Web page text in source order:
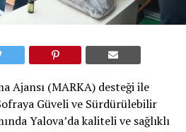
Ajansı (MARKA) desteği ile
Güveli ve Sürdürülebilir
Yalova’da kaliteli ve sağlıklı